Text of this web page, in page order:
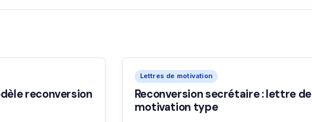
reconversion
Lettres de motivation
Reconversion secrétaire : lettre de
motivation type